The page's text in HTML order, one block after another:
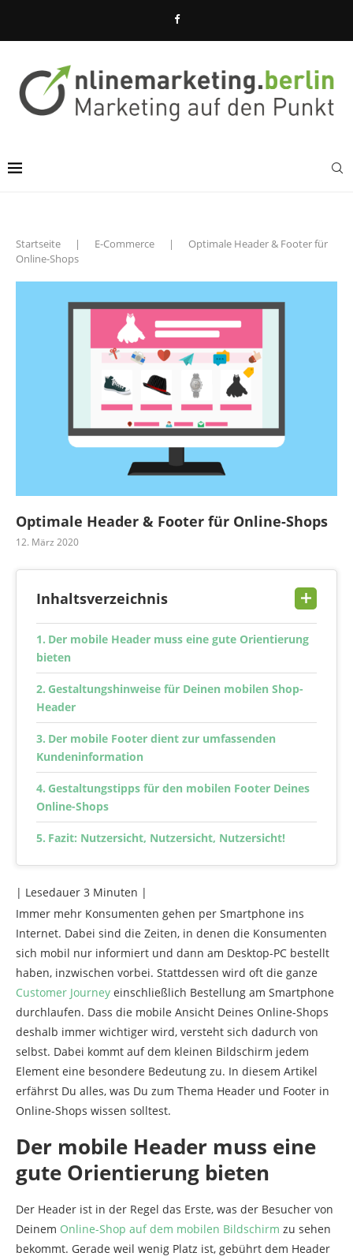
Startseite | E-Commerce |
Optimale Header & Footer für
Online-Shops
Optimale Header & Footer für Online-Shops
12. März 2020
Inhaltsverzeichnis
Der mobile Header muss eine gute Orientierung
bieten
Gestaltungshinweise für Deinen mobilen Shop-
Header
Der mobile Footer dient zur umfassenden
Kundeninformation
Gestaltungstipps für den mobilen Footer Deines
Online-Shops
Fazit: Nutzersicht, Nutzersicht, Nutzersicht!
| Lesedauer 3 Minuten |
Immer mehr Konsumenten gehen per Smartphone ins
Internet. Dabei sind die Zeiten, in denen die Konsumenten
sich mobil nur informiert und dann am Desktop-PC bestellt
haben, inzwischen vorbei. Stattdessen wird oft die ganze
Customer Journey einschließlich Bestellung am Smartphone
durchlaufen. Dass die mobile Ansicht Deines Online-Shops
deshalb immer wichtiger wird, versteht sich dadurch von
selbst. Dabei kommt auf dem kleinen Bildschirm jedem
Element eine besondere Bedeutung zu. In diesem Artikel
erfährst Du alles, was Du zum Thema Header und Footer in
Online-Shops wissen solltest.
Der mobile Header muss eine
gute Orientierung bieten
Der Header ist in der Regel das Erste, was der Besucher von
Deinem Online-Shop auf dem mobilen Bildschirm zu sehen
bekommt. Gerade weil wenig Platz ist, gebührt dem Header